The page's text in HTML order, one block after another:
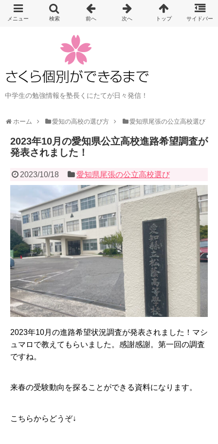
中学生の勉強情報を塾長くにたてが日々発信！
ホーム 愛知の高校の選び方 愛知県尾張の公立高校選び
2023年10月の愛知県公立高校進路希望調査が
発表されました！
2023/10/18 愛知県尾張の公立高校選び
2023年10月の進路希望状況調査が発表されました！マシ
ュマロで教えてもらいました。感謝感謝。第一回の調査
ですね。
来春の受験動向を探ることができる資料になります。
こちらからどうぞ↓